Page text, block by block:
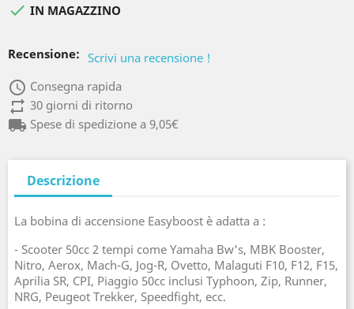
 IN MAGAZZINO
Recensione: Scrivi una recensione !
access_time Consegna rapida
repeat30 giorni di ritorno
local_shippingSpese di spedizione a 9,05€
Descrizione
La bobina di accensione Easyboost è adatta a :
- Scooter 50cc 2 tempi come Yamaha Bw's, MBK Booster,
Nitro, Aerox, Mach-G, Jog-R, Ovetto, Malaguti F10, F12, F15,
Aprilia SR, CPI, Piaggio 50cc inclusi Typhoon, Zip, Runner,
NRG, Peugeot Trekker, Speedfight, ecc.